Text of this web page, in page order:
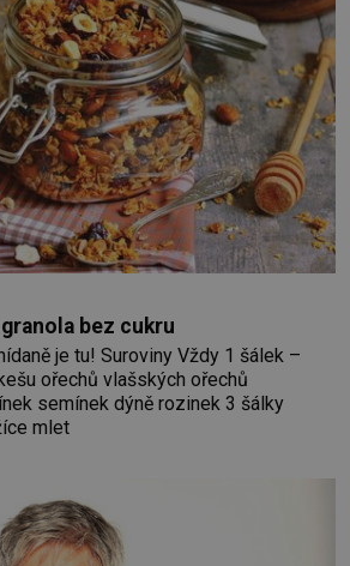
bez cukru
Vždy 1 šálek –
ořechů vlašských ořechů
semínek dýně rozinek 3 šálky
mlet